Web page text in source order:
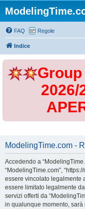
FAQ Regole
Indice
2026/
ModelingTime.com -
Accedendo a
“ModelingTime.com”,
essere vincolato legalmente
essere limitato legalmente
servizi offerti da
in qualunque momento,